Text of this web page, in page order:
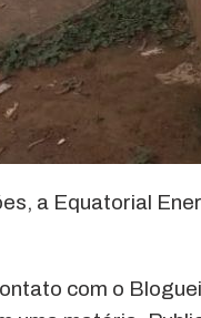
a Equatorial
com o